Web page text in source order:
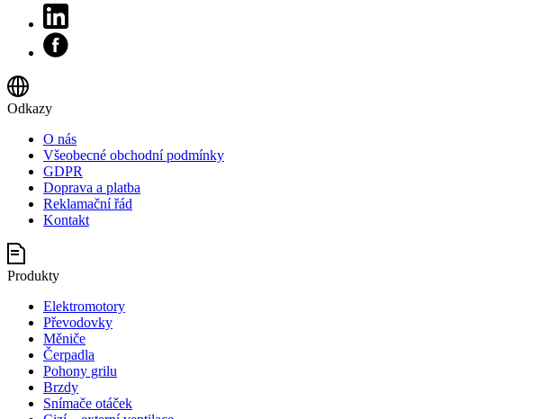
Odkazy
O nás
Všeobecné obchodní podmínky
GDPR
Doprava a platba
Reklamační řád
Kontakt
Produkty
Elektromotory
Převodovky
Měniče
Čerpadla
Pohony grilu
Brzdy
Snímače otáček